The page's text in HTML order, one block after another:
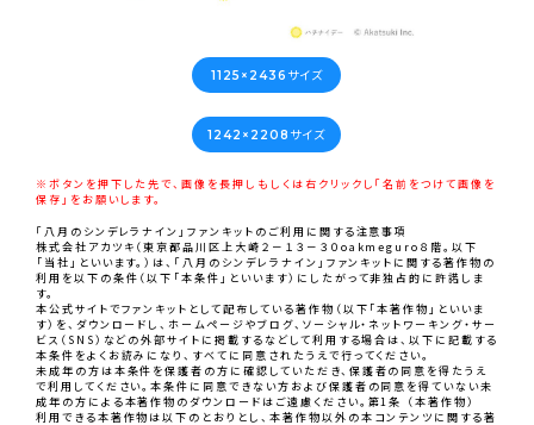
1125×2436サイズ
1242×2208サイズ
※ボタンを押下した先で、画像を長押しもしくは右クリックし｢名前をつけて画像を
保存｣をお願いします。
｢八月のシンデレラナイン｣ファンキットのご利用に関する注意事項
株式会社アカツキ（東京都品川区上大崎２－１３－３０oakmeguro８階。以下
「当社」といいます。）は、｢八月のシンデレラナイン｣ファンキットに関する著作物の
利用を以下の条件（以下「本条件」といいます）にしたがって非独占的に許諾しま
す。
本公式サイトでファンキットとして配布している著作物（以下「本著作物」といいま
す）を、ダウンロードし、ホームページやブログ、ソーシャル・ネットワーキング・サー
ビス（SNS）などの外部サイトに掲載するなどして利用する場合は、以下に記載する
本条件をよくお読みになり、すべてに同意されたうえで行ってください。
未成年の方は本条件を保護者の方に確認していただき、保護者の同意を得たうえ
で利用してください。本条件に同意できない方および保護者の同意を得ていない未
成年の方による本著作物のダウンロードはご遠慮ください。第1条 （本著作物）
利用できる本著作物は以下のとおりとし、本著作物以外の本コンテンツに関する著